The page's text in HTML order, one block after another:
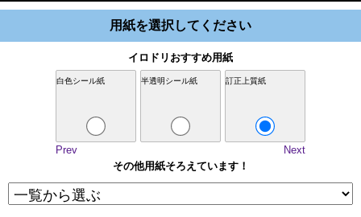
用紙を選択してください
イロドリおすすめ用紙
白色シール紙 半透明シール紙 訂正上質紙
Prev
Next
その他用紙そろえています！